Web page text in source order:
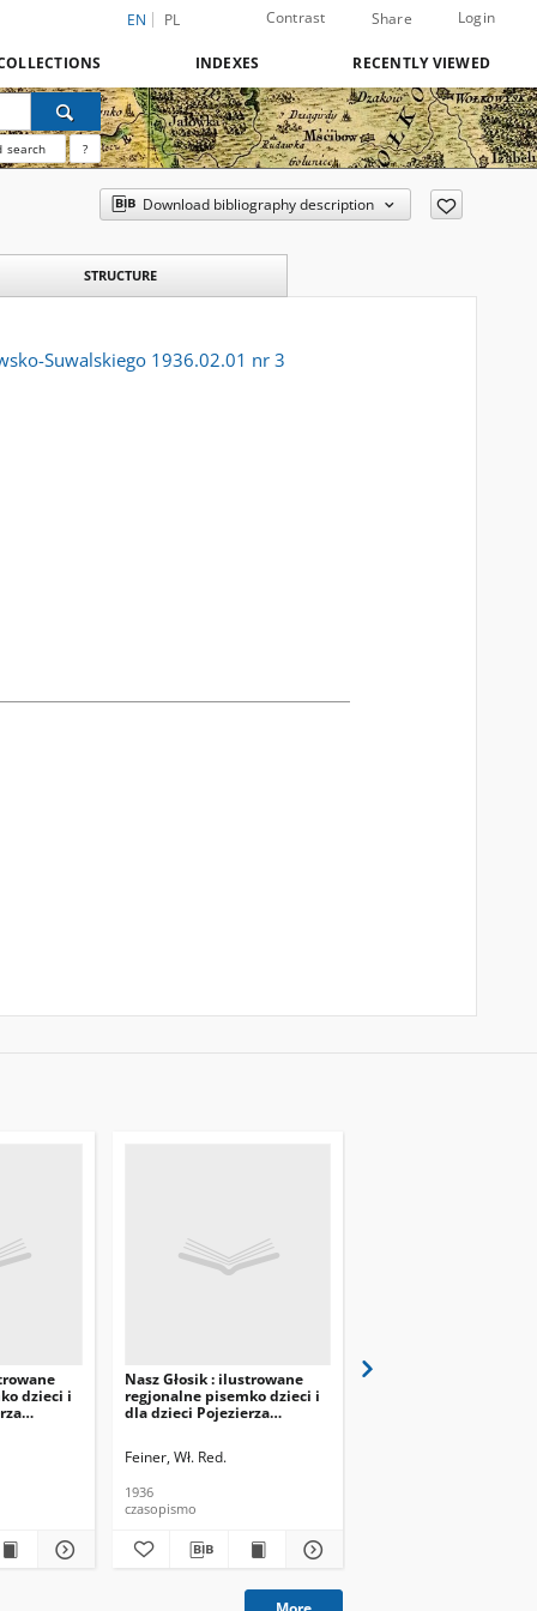
EN PL Contrast Share Login
INDEXES RECENTLY VIEWED
search ?
Download bibliography description
STRUCTURE
Suwalskiego 1936.02.01 nr 3
dzieci i
Nasz Głosik : ilustrowane
regjonalne pisemko dzieci i
dla dzieci Pojezierza
Feiner, Wł. Red.
1936
czasopismo